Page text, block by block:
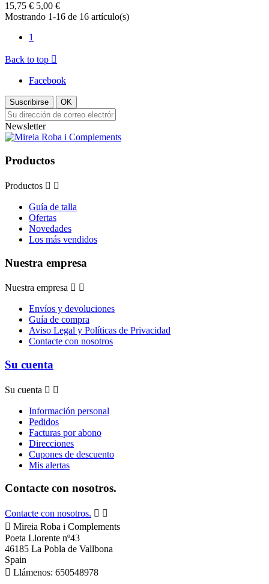
15,75 € 5,00 €
Mostrando 1-16 de 16 artículo(s)
1
Back to top 
Facebook
Suscribirse OK
Newsletter
Productos
Productos  
Guía de talla
Ofertas
Novedades
Los más vendidos
Nuestra empresa
Nuestra empresa  
Envíos y devoluciones
Guía de compra
Aviso Legal y Políticas de Privacidad
Contacte con nosotros
Su cuenta
Su cuenta  
Información personal
Pedidos
Facturas por abono
Direcciones
Cupones de descuento
Mis alertas
Contacte con nosotros.
Contacte con nosotros.  
 Mireia Roba i Complements
Poeta Llorente nº43
46185 La Pobla de Vallbona
Spain
 Llámenos: 650548978